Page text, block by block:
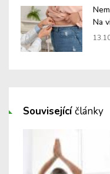
Na
Souvisejícíčlánky